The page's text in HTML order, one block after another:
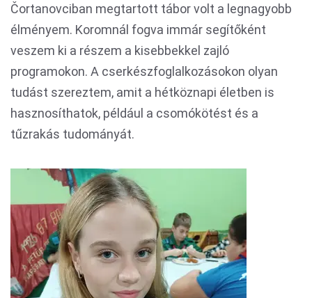
Čortanovciban megtartott tábor volt a legnagyobb
élményem. Koromnál fogva immár segítőként
veszem ki a részem a kisebbekkel zajló
programokon. A cserkészfoglalkozásokon olyan
tudást szereztem, amit a hétköznapi életben is
hasznosíthatok, például a csomókötést és a
tűzrakás tudományát.